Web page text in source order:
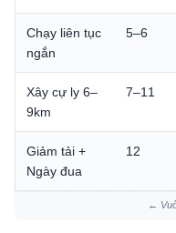
Chạy liên tục
ngắn
5–6
Xây cự ly 6–
9km
7–11
Giảm tải +
Ngày đua
12
←